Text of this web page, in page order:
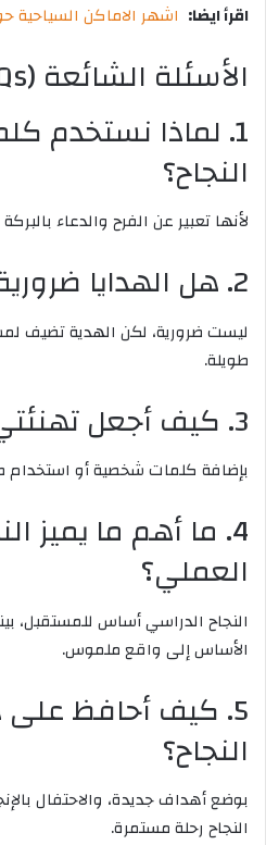
اقرأ ايضا: اشهر الاماكن السياحية
الأسئلة الشائعة (FAQs)
1. لماذا نستخدم
النجاح؟
لأنها تعبير عن الفرح والدعاء
2. هل الهدايا ضرورية مع التهنئة؟
ليست ضرورية، لكن الهدية تضيف
طويلة.
3. كيف أجعل تهنئتي غير تقليدية؟
بإضافة كلمات شخصية أو استخدام
4. ما أهم ما يميز
العملي؟
النجاح الدراسي أساس للمستقبل،
الأساس إلى واقع ملموس.
5. كيف أحافظ
النجاح؟
بوضع أهداف جديدة، والاحتفال
النجاح رحلة مستمرة.